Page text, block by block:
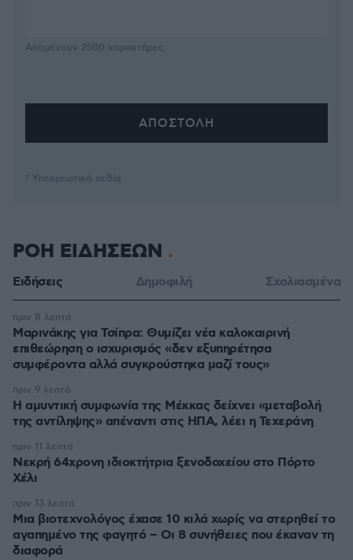
Απομένουν 2500 χαρακτήρες
* Υποχρεωτικά πεδία
ΡΟΗ ΕΙΔΗΣΕΩΝ
Ειδήσεις Δημοφιλή Σχολιασμένα
Μαρινάκης για Τσίπρα: Θυμίζει νέα καλοκαιρινή
επιθεώρηση ο ισχυρισμός «δεν εξυπηρέτησα
συμφέροντα αλλά συγκρούστηκα μαζί τους»
πριν 8 λεπτά
Η αμυντική συμφωνία της Μέκκας δείχνει «μεταβολή
της αντίληψης» απέναντι στις ΗΠΑ, λέει η Τεχεράνη
πριν 9 λεπτά
Νεκρή 64χρονη ιδιοκτήτρια ξενοδοχείου στο Πόρτο
Χέλι
πριν 11 λεπτά
Μια βιοτεχνολόγος έχασε 10 κιλά χωρίς να στερηθεί το
αγαπημένο της φαγητό – Οι 8 συνήθειες που έκαναν τη
διαφορά
πριν 13 λεπτά